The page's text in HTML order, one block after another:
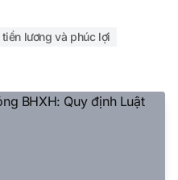
tiền lương và phúc lợi